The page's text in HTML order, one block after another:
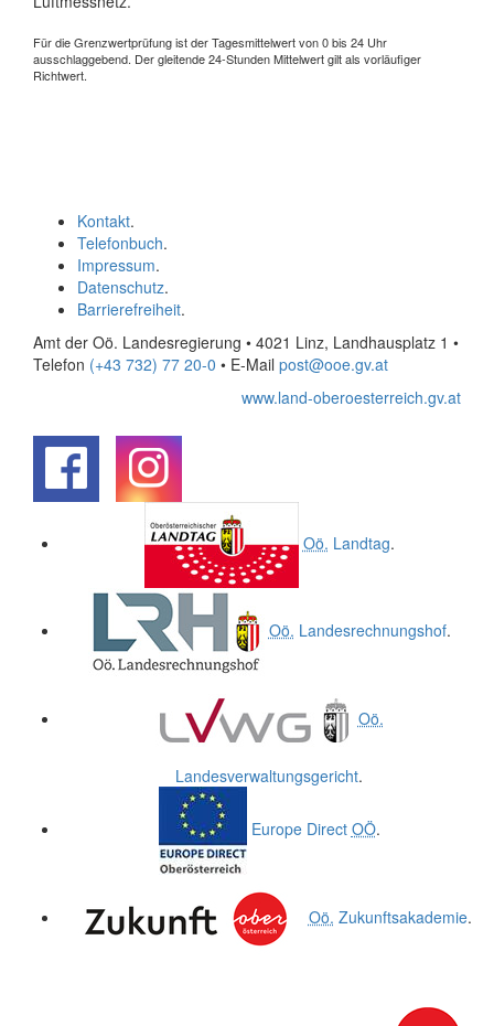
Für die Grenzwertprüfung ist der Tagesmittelwert von 0 bis 24 Uhr
ausschlaggebend. Der gleitende 24-Stunden Mittelwert gilt als vorläufiger
Richtwert.
Kontakt.
Telefonbuch.
Impressum.
Datenschutz.
Barrierefreiheit.
Amt der Oö. Landesregierung • 4021 Linz, Landhausplatz 1 •
Telefon (+43 732) 77 20-0 • E-Mail post@ooe.gv.at
www.land-oberoesterreich.gv.at
Oö. Landtag.
Oö. Landesrechnungshof.
Oö.
Landesverwaltungsgericht.
Europe Direct OÖ.
Oö. Zukunftsakademie.